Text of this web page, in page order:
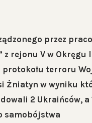
przez
z rejonu V w Okręgu
protokołu terroru
Żniatyn w wyniku
2 Ukraińców, a 1
samobójstwa